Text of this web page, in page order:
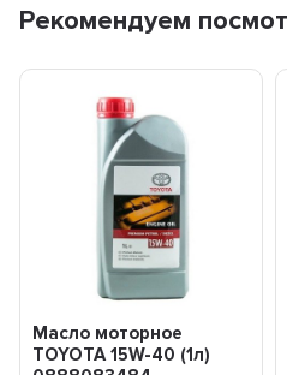
Рекомендуем
Масло моторное
TOYOTA 15W-40 (1л)